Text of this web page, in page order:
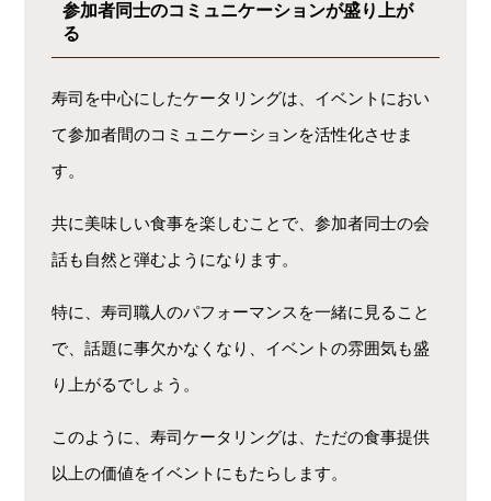
参加者同士のコミュニケーションが盛り上が
る
寿司を中心にしたケータリングは、イベントにおい
て参加者間のコミュニケーションを活性化させま
す。
共に美味しい食事を楽しむことで、参加者同士の会
話も自然と弾むようになります。
特に、寿司職人のパフォーマンスを一緒に見ること
で、話題に事欠かなくなり、イベントの雰囲気も盛
り上がるでしょう。
このように、寿司ケータリングは、ただの食事提供
以上の価値をイベントにもたらします。